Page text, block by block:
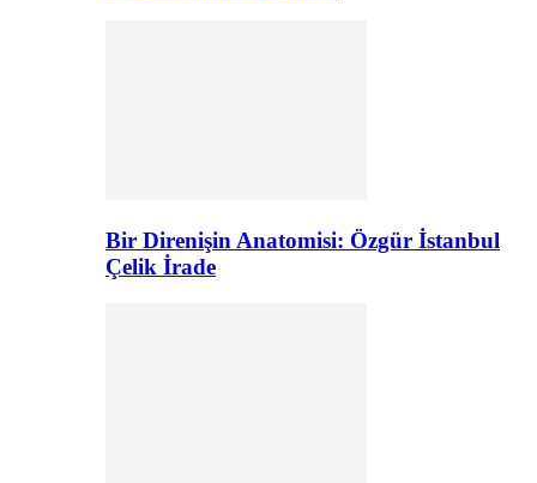
Bir Direnişin Anatomisi: Özgür İstanbul
Çelik İrade